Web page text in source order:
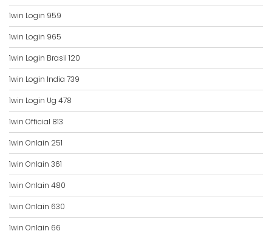
1win Login 959
1win Login 965
1win Login Brasil 120
1win Login India 739
1win Login Ug 478
1win Official 813
1win Onlain 251
1win Onlain 361
1win Onlain 480
1win Onlain 630
1win Onlain 66